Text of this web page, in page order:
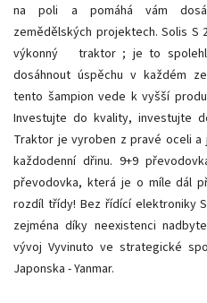
na poli a pomáhá vám
zemědělských projektech. Solis
výkonný traktor ; je to
dosáhnout úspěchu v každém
tento šampion vede k vyšší
Investujte do kvality, investujte
Traktor je vyroben z pravé oceli
každodenní dřinu. 9+9
převodovka, která je o míle dál
rozdíl třídy! Bez řídící elektroniky
zejména díky neexistenci
vývoj Vyvinuto ve strategické
Japonska - Yanmar.